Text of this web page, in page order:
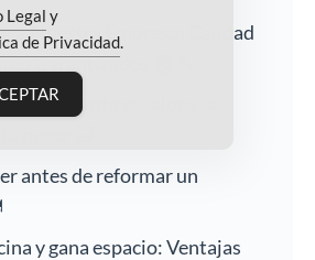
a Nuestra Empresa: Calidad
Garantizados 🏠🔨
Aumenta el valor y la
hogar 🛁
antes de reformar un
y gana espacio: Ventajas
Legal y
de Privacidad.